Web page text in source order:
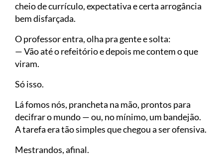
cheio de currículo, expectativa e certa arrogância
bem disfarçada.
O professor entra, olha pra gente e solta:
— Vão até o refeitório e depois me contem o que
viram.
Só isso.
Lá fomos nós, prancheta na mão, prontos para
decifrar o mundo — ou, no mínimo, um bandejão.
A tarefa era tão simples que chegou a ser ofensiva.
Mestrandos, afinal.